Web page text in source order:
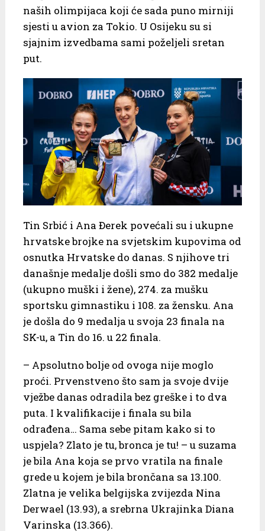
naših olimpijaca koji će sada puno mirniji
sjesti u avion za Tokio. U Osijeku su si
sjajnim izvedbama sami poželjeli sretan
put.
Tin Srbić i Ana Đerek povećali su i ukupne
hrvatske brojke na svjetskim kupovima od
osnutka Hrvatske do danas. S njihove tri
današnje medalje došli smo do 382 medalje
(ukupno muški i žene), 274. za mušku
sportsku gimnastiku i 108. za žensku. Ana
je došla do 9 medalja u svoja 23 finala na
SK-u, a Tin do 16. u 22 finala.
– Apsolutno bolje od ovoga nije moglo
proći. Prvenstveno što sam ja svoje dvije
vježbe danas odradila bez greške i to dva
puta. I kvalifikacije i finala su bila
odrađena… Sama sebe pitam kako si to
uspjela? Zlato je tu, bronca je tu! – u suzama
je bila Ana koja se prvo vratila na finale
grede u kojem je bila brončana sa 13.100.
Zlatna je velika belgijska zvijezda Nina
Derwael (13.93), a srebrna Ukrajinka Diana
Varinska (13.366).